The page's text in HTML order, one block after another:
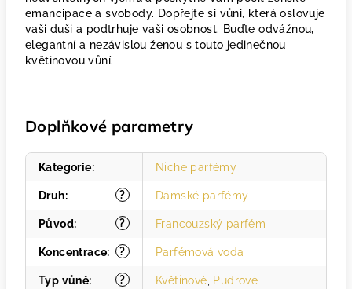
emancipace a svobody. Dopřejte si vůni, která oslovuje
vaši duši a podtrhuje vaši osobnost. Buďte odvážnou,
elegantní a nezávislou ženou s touto jedinečnou
květinovou vůní.
Doplňkové parametry
Kategorie: Niche parfémy
?
Druh: Dámské parfémy
?
Původ: Francouzský parfém
?
Koncentrace: Parfémová voda
?
Typ vůně: Květinové Pudrové